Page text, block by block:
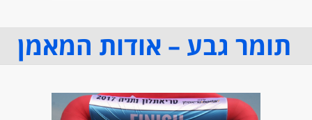
תומר גבע – אודות המאמן